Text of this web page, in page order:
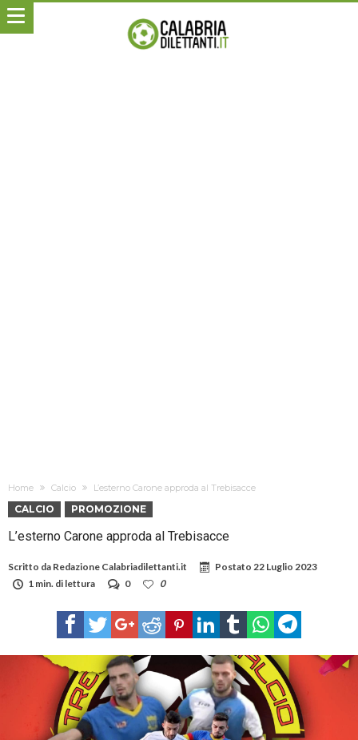
Home Calcio L’esterno Carone approda al Trebisacce
CALCIO PROMOZIONE
L’esterno Carone approda al Trebisacce
Scritto da Redazione Calabriadilettanti.it Postato 22 Luglio 2023
1 min. di lettura
0 0